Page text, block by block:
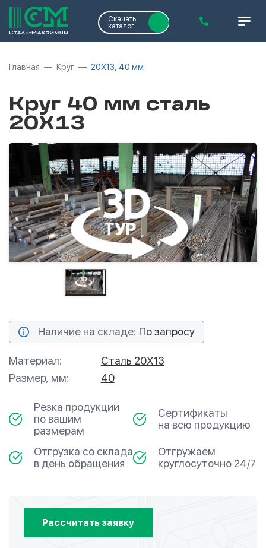
Скачать
каталог
Главная Круг 20Х13, 40 мм
Круг 40 мм сталь
20Х13
Наличие на складе: По запросу
Материал:
Сталь 20Х13
Размер, мм:
40
Резка продукции
по вашим
размерам
Сертификаты
на всю продукцию
Отгрузка со склада
в день обращения
Отгружаем
круглосуточно 24/7
Рассчитать заявку